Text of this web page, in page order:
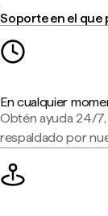
Soporte en el que
En cualquier
Obtén ayuda 24/
respaldado por